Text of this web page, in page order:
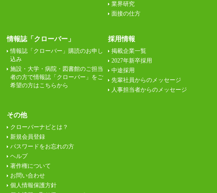
業界研究
面接の仕方
情報誌「クローバー」
情報誌「クローバー」購読のお申し
込み
施設・大学・病院・図書館のご担当
者の方で情報誌「クローバー」をご
希望の方はこちらから
採用情報
掲載企業一覧
2027年新卒採用
中途採用
先輩社員からのメッセージ
人事担当者からのメッセージ
その他
クローバーナビとは？
新規会員登録
パスワードをお忘れの方
ヘルプ
著作権について
お問い合わせ
個人情報保護方針